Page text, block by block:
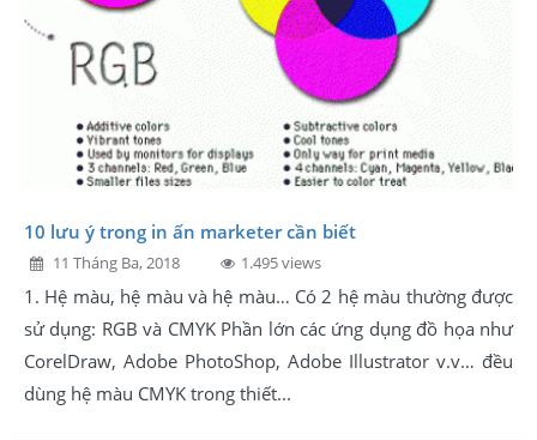
10 lưu ý trong in ấn marketer cần biết
11 Tháng Ba, 2018 1.495 views
1. Hệ màu, hệ màu và hệ màu… Có 2 hệ màu thường được
sử dụng: RGB và CMYK Phần lớn các ứng dụng đồ họa như
CorelDraw, Adobe PhotoShop, Adobe Illustrator v.v… đều
dùng hệ màu CMYK trong thiết...